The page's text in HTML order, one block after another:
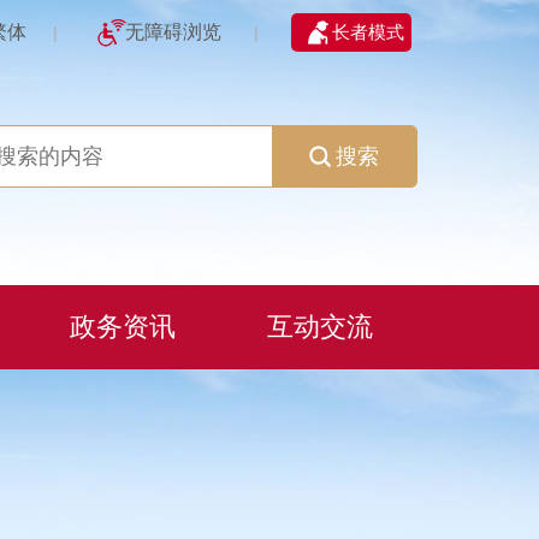
体 | 无障碍浏览 | 长者模式
搜索
政务资讯 互动交流